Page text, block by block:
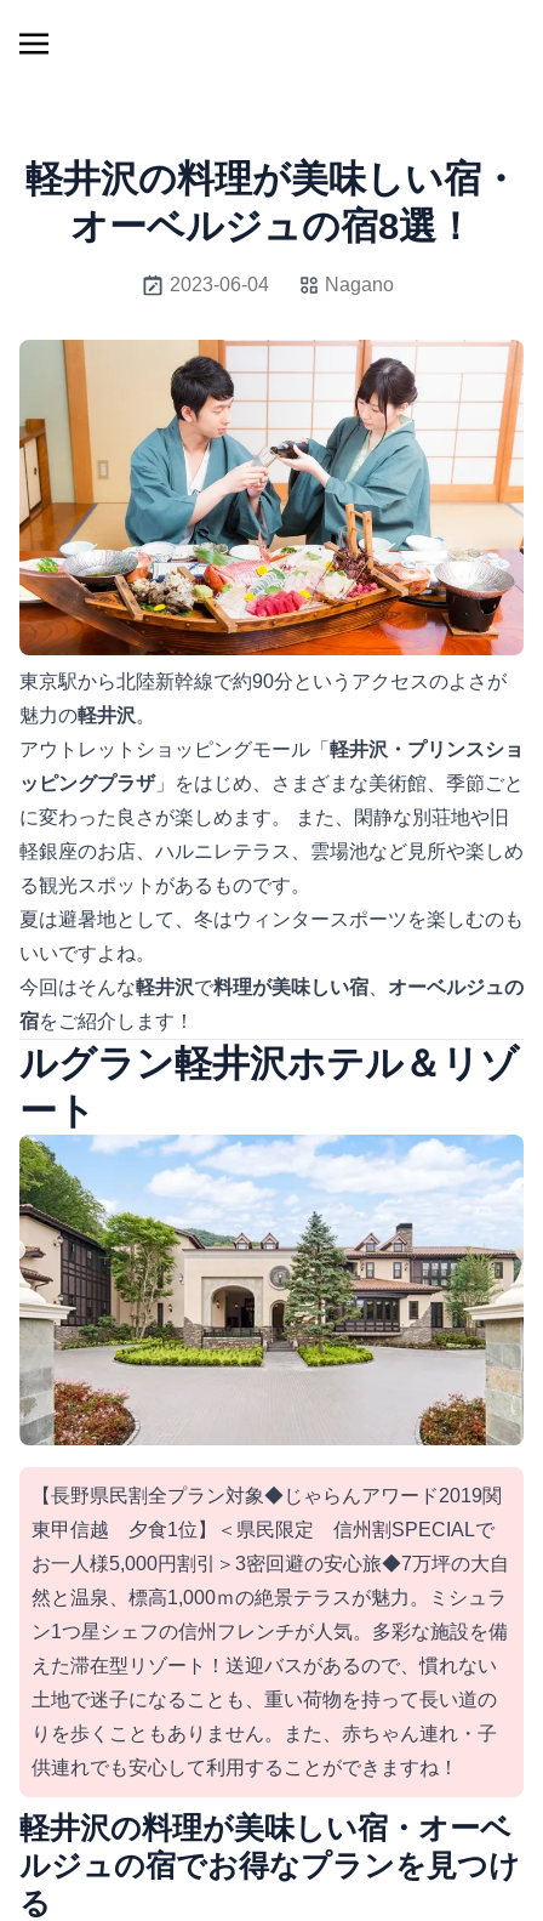
軽井沢の料理が美味しい宿・
オーベルジュの宿8選！
2023-06-04 Nagano
東京駅から北陸新幹線で約90分というアクセスのよさが
魅力の軽井沢。
アウトレットショッピングモール「 軽井沢・プリンスショ
ッピングプラザ」をはじめ、さまざまな美術館、季節ごと
に変わった良さが楽しめます。 また、閑静な別荘地や旧
軽銀座のお店、ハルニレテラス、雲場池など見所や楽しめ
る観光スポットがあるものです。
夏は避暑地として、冬はウィンタースポーツを楽しむのも
いいですよね。
今回はそんな軽井沢で料理が美味しい宿
オーベルジュの
宿をご紹介します！
ルグラン軽井沢ホテル＆リゾ
ート
【長野県民割全プラン対象◆じゃらんアワード2019関
東甲信越 夕食1位】＜県民限定 信州割SPECIALで
お一人様5,000円割引＞3密回避の安心旅◆7万坪の大自
然と温泉、標高1,000ｍの絶景テラスが魅力。ミシュラ
ン1つ星シェフの信州フレンチが人気。多彩な施設を備
えた滞在型リゾート！送迎バスがあるので、慣れない
土地で迷子になることも、重い荷物を持って長い道の
りを歩くこともありません。また、赤ちゃん連れ・子
供連れでも安心して利用することができますね！
軽井沢の料理が美味しい宿・オーベ
ルジュの宿でお得なプランを見つけ
る